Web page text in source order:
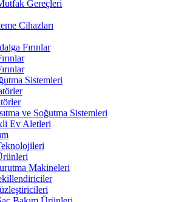
Gereçleri
Cihazları
Fırınlar
Sistemleri
ve Soğutma Sistemleri
Ev Aletleri
Makineleri